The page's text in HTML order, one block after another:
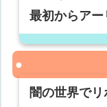
最初からア
闇の世界で